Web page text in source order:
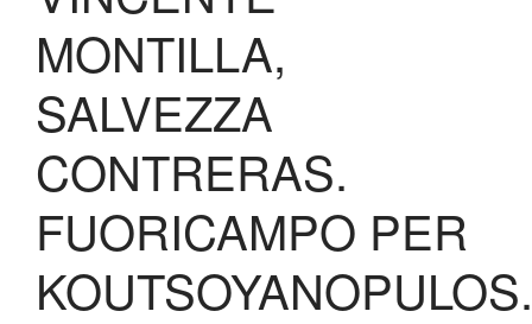
MONTILLA,
SALVEZZA
CONTRERAS.
FUORICAMPO PER
KOUTSOYANOPULOS.